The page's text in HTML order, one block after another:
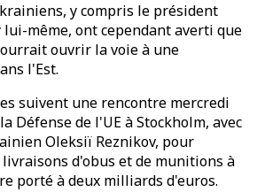
y compris le président
même, ont cependant averti que
ouvrir la voie à une
l'Est.
suivent une rencontre mercredi
Défense de l'UE à Stockholm, avec
Oleksiï Reznikov, pour
d'obus et de munitions à
porté à deux milliards d'euros.